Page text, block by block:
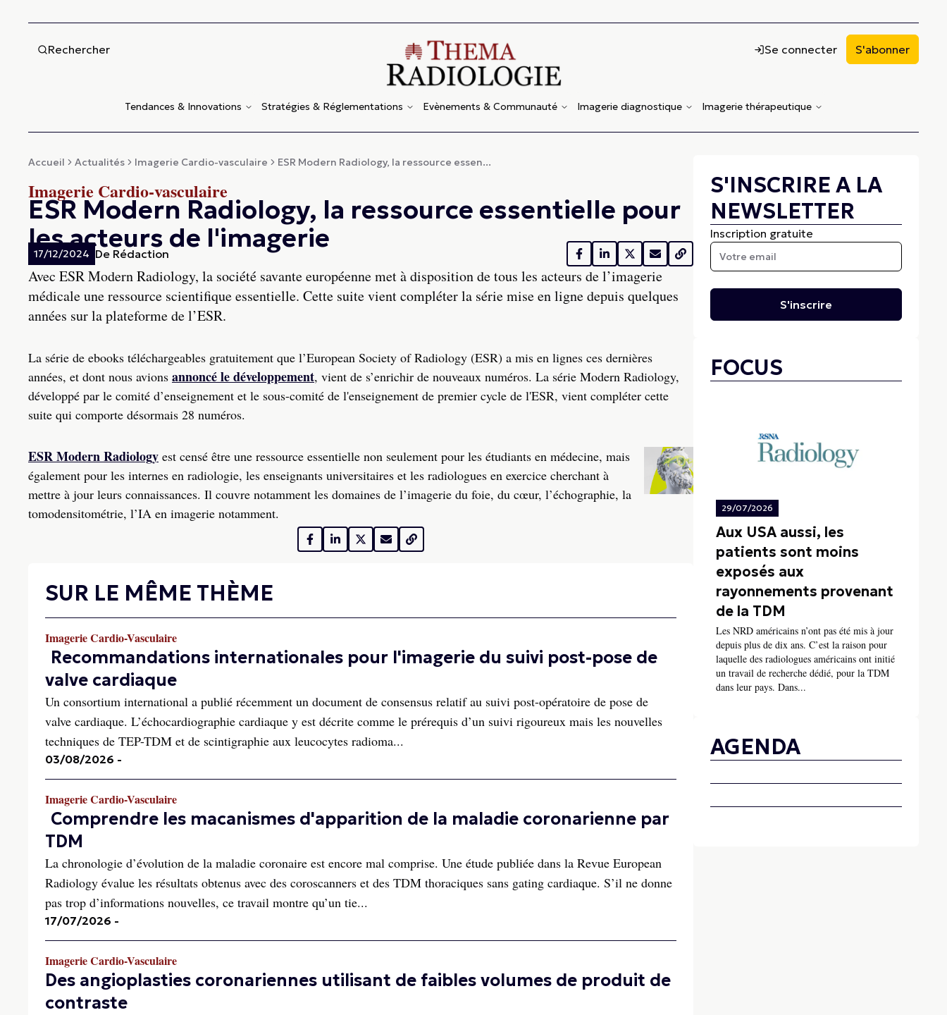
Rechercher Se connecter S'abonner
Tendances & Innovations Stratégies & Réglementations Evènements & Communauté Imagerie diagnostique Imagerie thérapeutique
Accueil Actualités Imagerie Cardio-vasculaire ESR Modern Radiology, la ressource essen...
Imagerie Cardio-vasculaire
ESR Modern Radiology, la ressource essentielle pour
les acteurs de l'imagerie
17/12/2024 De Rédaction
Avec ESR Modern Radiology, la société savante européenne met à disposition de tous les acteurs de l’imagerie
médicale une ressource scientifique essentielle. Cette suite vient compléter la série mise en ligne depuis quelques
années sur la plateforme de l’ESR.
La série de ebooks téléchargeables gratuitement que l’European Society of Radiology (ESR) a mis en lignes ces dernières
années, et dont nous avions annoncé le développement, vient de s’enrichir de nouveaux numéros. La série Modern Radiology,
développé par le comité d’enseignement et le sous-comité de l'enseignement de premier cycle de l'ESR, vient compléter cette
suite qui comporte désormais 28 numéros.
ESR Modern Radiology est censé être une ressource essentielle non seulement pour les étudiants en médecine, mais
également pour les internes en radiologie, les enseignants universitaires et les radiologues en exercice cherchant à
mettre à jour leurs connaissances. Il couvre notamment les domaines de l’imagerie du foie, du cœur, l’échographie, la
tomodensitométrie, l’IA en imagerie notamment.
SUR LE MÊME THÈME
Imagerie Cardio-Vasculaire
Recommandations internationales pour l'imagerie du suivi post-pose de
valve cardiaque
Un consortium international a publié récemment un document de consensus relatif au suivi post-opératoire de pose de
valve cardiaque. L’échocardiographie cardiaque y est décrite comme le prérequis d’un suivi rigoureux mais les nouvelles
techniques de TEP-TDM et de scintigraphie aux leucocytes radioma...
03/08/2026 -
Imagerie Cardio-Vasculaire
Comprendre les macanismes d'apparition de la maladie coronarienne par
TDM
La chronologie d’évolution de la maladie coronaire est encore mal comprise. Une étude publiée dans la Revue European
Radiology évalue les résultats obtenus avec des coroscanners et des TDM thoraciques sans gating cardiaque. S’il ne donne
pas trop d’informations nouvelles, ce travail montre qu’un tie...
17/07/2026 -
Imagerie Cardio-Vasculaire
Des angioplasties coronariennes utilisant de faibles volumes de produit de
contraste
S'INSCRIRE A LA
NEWSLETTER
Inscription gratuite
S'inscrire
FOCUS
29/07/2026
Aux USA aussi, les
patients sont moins
exposés aux
rayonnements provenant
de la TDM
Les NRD américains n’ont pas été mis à jour
depuis plus de dix ans. C’est la raison pour
laquelle des radiologues américains ont initié
un travail de recherche dédié, pour la TDM
dans leur pays. Dans...
AGENDA